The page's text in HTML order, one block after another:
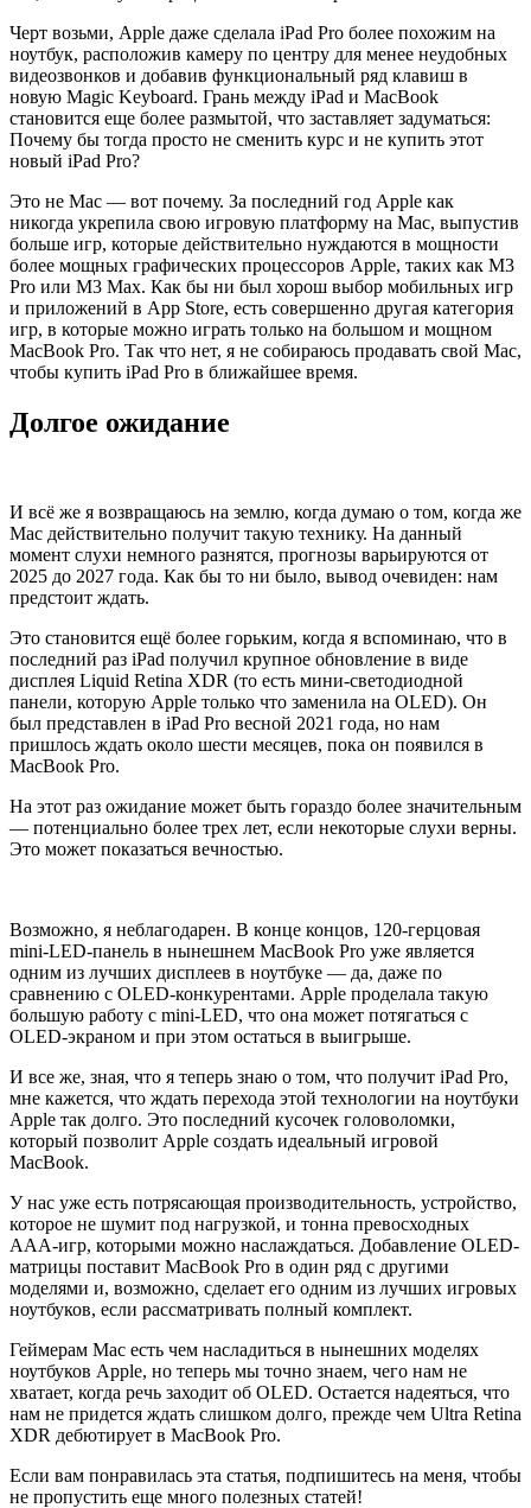
Черт возьми, Apple даже сделала iPad Pro более похожим на
ноутбук, расположив камеру по центру для менее неудобных
видеозвонков и добавив функциональный ряд клавиш в
новую Magic Keyboard. Грань между iPad и MacBook
становится еще более размытой, что заставляет задуматься:
Почему бы тогда просто не сменить курс и не купить этот
новый iPad Pro?
Это не Mac — вот почему. За последний год Apple как
никогда укрепила свою игровую платформу на Mac, выпустив
больше игр, которые действительно нуждаются в мощности
более мощных графических процессоров Apple, таких как M3
Pro или M3 Max. Как бы ни был хорош выбор мобильных игр
и приложений в App Store, есть совершенно другая категория
игр, в которые можно играть только на большом и мощном
MacBook Pro. Так что нет, я не собираюсь продавать свой Mac,
чтобы купить iPad Pro в ближайшее время.
Долгое ожидание
И всё же я возвращаюсь на землю, когда думаю о том, когда же
Mac действительно получит такую технику. На данный
момент слухи немного разнятся, прогнозы варьируются от
2025 до 2027 года. Как бы то ни было, вывод очевиден: нам
предстоит ждать.
Это становится ещё более горьким, когда я вспоминаю, что в
последний раз iPad получил крупное обновление в виде
дисплея Liquid Retina XDR (то есть мини-светодиодной
панели, которую Apple только что заменила на OLED). Он
был представлен в iPad Pro весной 2021 года, но нам
пришлось ждать около шести месяцев, пока он появился в
MacBook Pro.
На этот раз ожидание может быть гораздо более значительным
— потенциально более трех лет, если некоторые слухи верны.
Это может показаться вечностью.
Возможно, я неблагодарен. В конце концов, 120-герцовая
mini-LED-панель в нынешнем MacBook Pro уже является
одним из лучших дисплеев в ноутбуке — да, даже по
сравнению с OLED-конкурентами. Apple проделала такую
большую работу с mini-LED, что она может потягаться с
OLED-экраном и при этом остаться в выигрыше.
И все же, зная, что я теперь знаю о том, что получит iPad Pro,
мне кажется, что ждать перехода этой технологии на ноутбуки
Apple так долго. Это последний кусочек головоломки,
который позволит Apple создать идеальный игровой
MacBook.
У нас уже есть потрясающая производительность, устройство,
которое не шумит под нагрузкой, и тонна превосходных
AAA-игр, которыми можно наслаждаться. Добавление OLED-
матрицы поставит MacBook Pro в один ряд с другими
моделями и, возможно, сделает его одним из лучших игровых
ноутбуков, если рассматривать полный комплект.
Геймерам Mac есть чем насладиться в нынешних моделях
ноутбуков Apple, но теперь мы точно знаем, чего нам не
хватает, когда речь заходит об OLED. Остается надеяться, что
нам не придется ждать слишком долго, прежде чем Ultra Retina
XDR дебютирует в MacBook Pro.
Если вам понравилась эта статья, подпишитесь на меня, чтобы
не пропустить еще много полезных статей!